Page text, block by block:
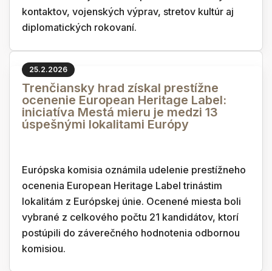
kontaktov, vojenských výprav, stretov kultúr aj
diplomatických rokovaní.
25.2.2026
Trenčiansky hrad získal prestížne
ocenenie European Heritage Label:
iniciatíva Mestá mieru je medzi 13
úspešnými lokalitami Európy
Európska komisia oznámila udelenie prestížneho
ocenenia European Heritage Label trinástim
lokalitám z Európskej únie. Ocenené miesta boli
vybrané z celkového počtu 21 kandidátov, ktorí
postúpili do záverečného hodnotenia odbornou
komisiou.